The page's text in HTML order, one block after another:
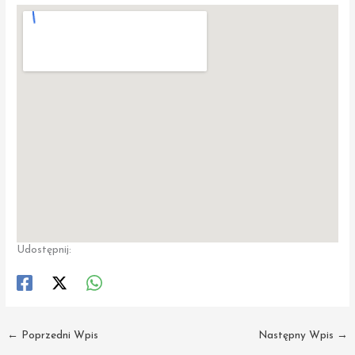
Udostępnij:
← Poprzedni Wpis Następny Wpis →